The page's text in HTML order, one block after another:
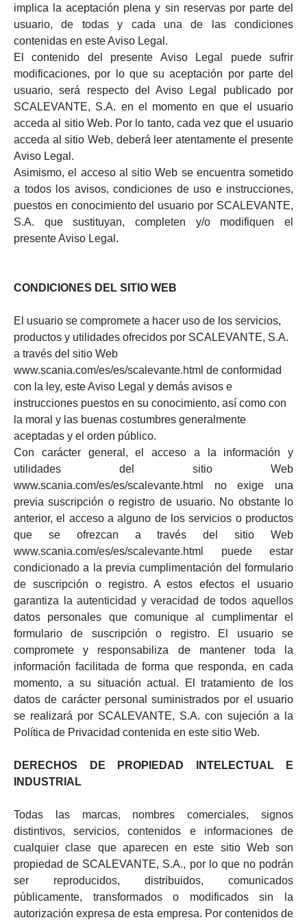
implica la aceptación plena y sin reservas por parte del
usuario, de todas y cada una de las condiciones
contenidas en este Aviso Legal.
El contenido del presente Aviso Legal puede sufrir
modificaciones, por lo que su aceptación por parte del
usuario, será respecto del Aviso Legal publicado por
SCALEVANTE, S.A. en el momento en que el usuario
acceda al sitio Web. Por lo tanto, cada vez que el usuario
acceda al sitio Web, deberá leer atentamente el presente
Aviso Legal.
Asimismo, el acceso al sitio Web se encuentra sometido
a todos los avisos, condiciones de uso e instrucciones,
puestos en conocimiento del usuario por SCALEVANTE,
S.A. que sustituyan, completen y/o modifiquen el
presente Aviso Legal.
CONDICIONES DEL SITIO WEB
El usuario se compromete a hacer uso de los servicios,
productos y utilidades ofrecidos por SCALEVANTE, S.A.
a través del sitio Web
www.scania.com/es/es/scalevante.html de conformidad
con la ley, este Aviso Legal y demás avisos e
instrucciones puestos en su conocimiento, así como con
la moral y las buenas costumbres generalmente
aceptadas y el orden público.
Con carácter general, el acceso a la información y
utilidades del sitio Web
www.scania.com/es/es/scalevante.html no exige una
previa suscripción o registro de usuario. No obstante lo
anterior, el acceso a alguno de los servicios o productos
que se ofrezcan a través del sitio Web
www.scania.com/es/es/scalevante.html puede estar
condicionado a la previa cumplimentación del formulario
de suscripción o registro. A estos efectos el usuario
garantiza la autenticidad y veracidad de todos aquellos
datos personales que comunique al cumplimentar el
formulario de suscripción o registro. El usuario se
compromete y responsabiliza de mantener toda la
información facilitada de forma que responda, en cada
momento, a su situación actual. El tratamiento de los
datos de carácter personal suministrados por el usuario
se realizará por SCALEVANTE, S.A. con sujeción a la
Política de Privacidad contenida en este sitio Web.
DERECHOS DE PROPIEDAD INTELECTUAL E
INDUSTRIAL
Todas las marcas, nombres comerciales, signos
distintivos, servicios, contenidos e informaciones de
cualquier clase que aparecen en este sitio Web son
propiedad de SCALEVANTE, S.A., por lo que no podrán
ser reproducidos, distribuidos, comunicados
públicamente, transformados o modificados sin la
autorización expresa de esta empresa. Por contenidos de